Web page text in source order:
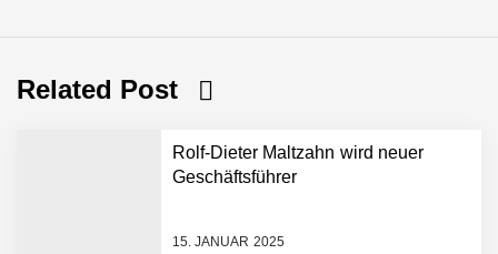
Related Post
Rolf-Dieter Maltzahn wird neuer
Geschäftsführer
15. JANUAR 2025